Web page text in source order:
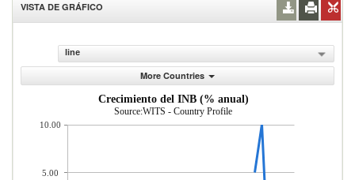
VISTA DE GRÁFICO
line
More Countries
Crecimiento del INB (% anual)
Source:WITS - Country Profile
10.00
5.00